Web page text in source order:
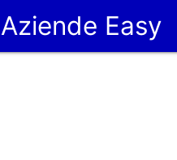
Aziende Easy